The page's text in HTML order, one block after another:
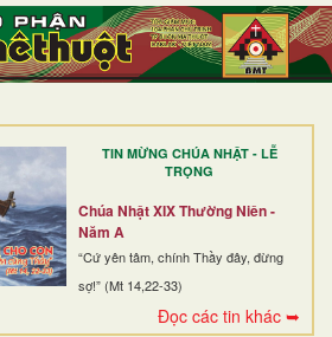
TIN MỪNG CHÚA NHẬT - LỄ
TRỌNG
Chúa Nhật XIX Thường Niên -
Năm A
“Cứ yên tâm, chính Thầy đây, đừng
sợ!” (Mt 14,22-33)
Đọc các tin khác ➥